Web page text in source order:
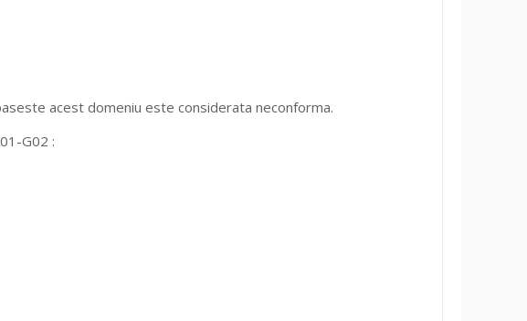
acest domeniu este considerata neconforma.
G02 :